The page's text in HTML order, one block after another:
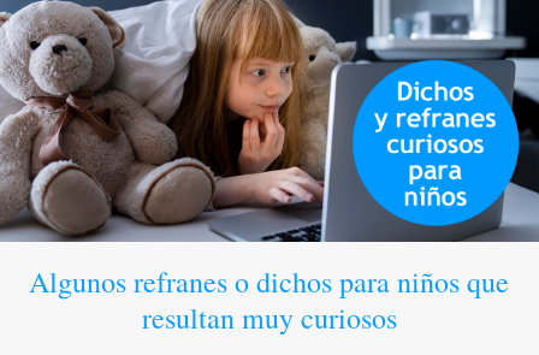
Algunos refranes o dichos para niños que
resultan muy curiosos